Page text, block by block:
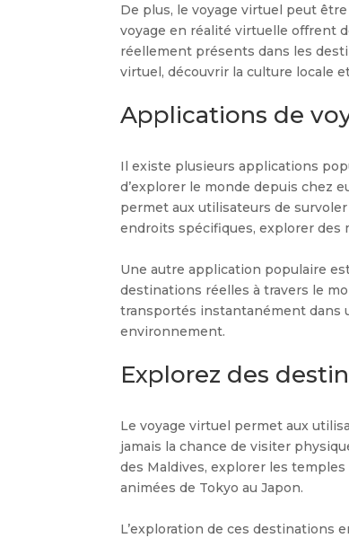
De plus, le voyage virtuel peut
voyage en réalité virtuelle offrent
réellement présents dans les
virtuel, découvrir la culture locale
Applications de
Il existe plusieurs applications
d’explorer le monde depuis chez
permet aux utilisateurs de
endroits spécifiques, explorer des
Une autre application populaire
destinations réelles à travers le
transportés instantanément dans
environnement.
Explorez des
Le voyage virtuel permet aux
jamais la chance de visiter
des Maldives, explorer les
animées de Tokyo au Japon.
L’exploration de ces destinations